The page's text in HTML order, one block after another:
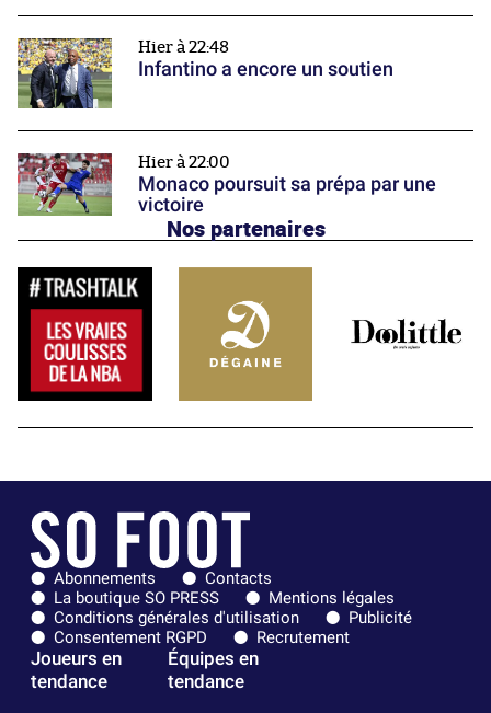
Hier à 22:48
Infantino a encore un soutien
Hier à 22:00
Monaco poursuit sa prépa par une
victoire
Nos partenaires
Abonnements
Contacts
La boutique SO PRESS
Mentions légales
Conditions générales d'utilisation
Publicité
Consentement RGPD
Recrutement
Joueurs en
tendance
Équipes en
tendance